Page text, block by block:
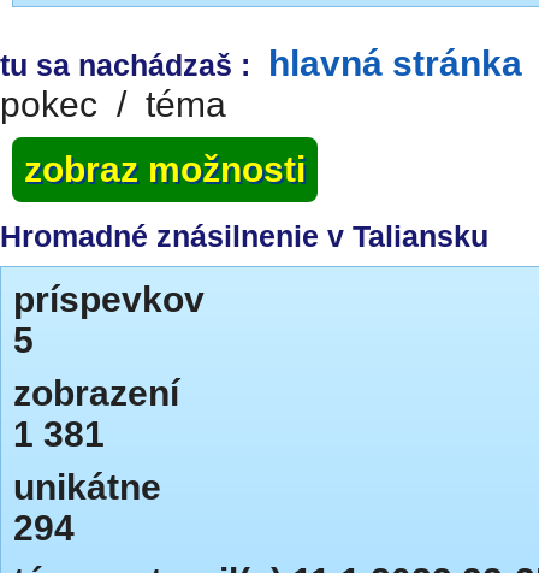
tu sa nachádzaš : hlavná stránka
pokec / téma
zobraz možnosti
Hromadné znásilnenie v Taliansku
príspevkov
5
zobrazení
1 381
unikátne
294